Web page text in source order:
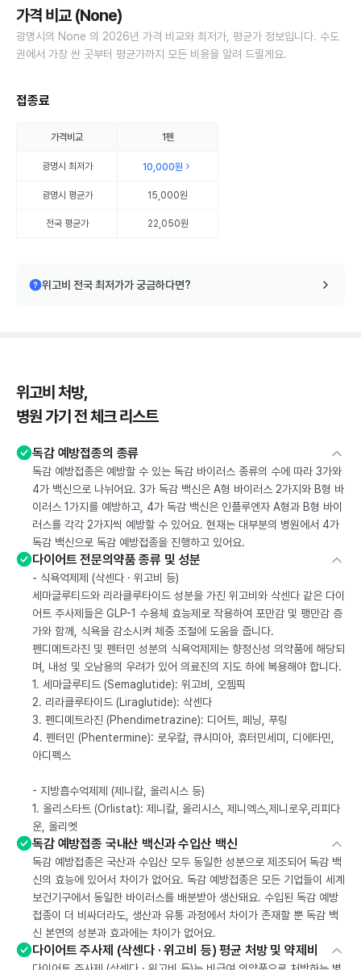
가격 비교 (None)
광명시의 None 의 2026년 가격 비교와 최저가, 평균가 정보입니다. 수도
권에서 가장 싼 곳부터 평균가까지 모든 비용을 알려 드릴게요.
접종료
가격비교 1펜
광명시 최저가 10,000원
광명시 평균가 15,000원
전국 평균가 22,050원
위고비 전국 최저가가 궁금하다면?
위고비 처방,
병원 가기 전 체크 리스트
독감 예방접종의 종류
독감 예방접종은 예방할 수 있는 독감 바이러스 종류의 수에 따라 3가와
4가 백신으로 나뉘어요. 3가 독감 백신은 A형 바이러스 2가지와 B형 바
이러스 1가지를 예방하고, 4가 독감 백신은 인플루엔자 A형과 B형 바이
러스를 각각 2가지씩 예방할 수 있어요. 현재는 대부분의 병원에서 4가
독감 백신으로 독감 예방접종을 진행하고 있어요.
다이어트 전문의약품 종류 및 성분
- 식욕억제제 (삭센다 · 위고비 등)
세마글루티드와 리라클루타이드 성분을 가진 위고비와 삭센다 같은 다이
어트 주사제들은 GLP-1 수용체 효능제로 작용하여 포만감 및 팽만감 증
가와 함께, 식욕을 감소시켜 체중 조절에 도움을 줍니다.
펜디메트라진 및 펜터민 성분의 식욕억제제는 향정신성 의약품에 해당되
며, 내성 및 오남용의 우려가 있어 의료진의 지도 하에 복용해야 합니다.
1. 세마글루티드 (Semaglutide): 위고비, 오젬픽
2. 리라클루타이드 (Liraglutide): 삭센다
3. 펜디메트라진 (Phendimetrazine): 디어트, 페닝, 푸링
4. 펜터민 (Phentermine): 로우칼, 큐시미아, 휴터민세미, 디에타민,
아디펙스
- 지방흡수억제제 (제니칼, 올리시스 등)
1. 올리스타트 (Orlistat): 제니칼, 올리시스, 제니엑스,제니로우,리피다
운, 올리엣
독감 예방접종 국내산 백신과 수입산 백신
독감 예방접종은 국산과 수입산 모두 동일한 성분으로 제조되어 독감 백
신의 효능에 있어서 차이가 없어요. 독감 예방접종은 모든 기업들이 세계
보건기구에서 동일한 바이러스를 배분받아 생산돼요. 수입된 독감 예방
접종이 더 비싸더라도, 생산과 유통 과정에서 차이가 존재할 뿐 독감 백
신 본연의 성분과 효과에는 차이가 없어요.
다이어트 주사제 (삭센다 · 위고비 등) 평균 처방 및 약제비